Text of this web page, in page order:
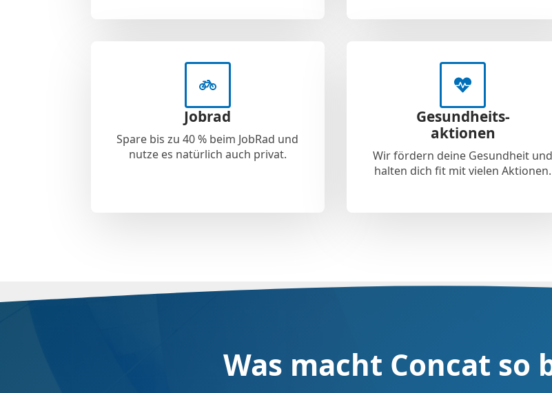
Jobrad
Spare bis zu 40 % beim JobRad und
nutze es natürlich auch privat.
Gesundheits-
aktionen
Wir fördern deine Gesundheit und
halten dich fit mit vielen Aktionen.
Was macht Concat so